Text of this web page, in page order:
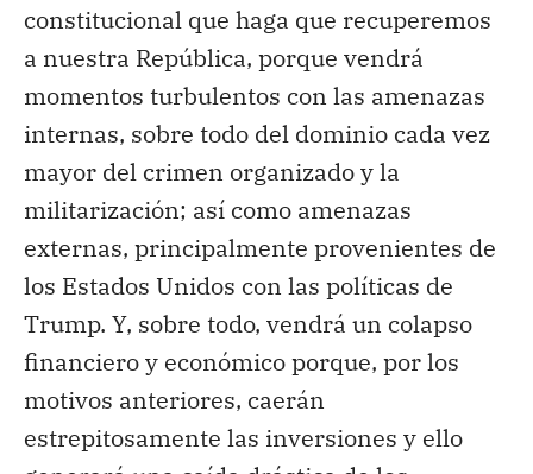
constitucional que haga que recuperemos
a nuestra República, porque vendrá
momentos turbulentos con las amenazas
internas, sobre todo del dominio cada vez
mayor del crimen organizado y la
militarización; así como amenazas
externas, principalmente provenientes de
los Estados Unidos con las políticas de
Trump. Y, sobre todo, vendrá un colapso
financiero y económico porque, por los
motivos anteriores, caerán
estrepitosamente las inversiones y ello